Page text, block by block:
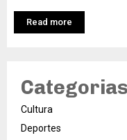
Read more
Categorias
Cultura
Deportes